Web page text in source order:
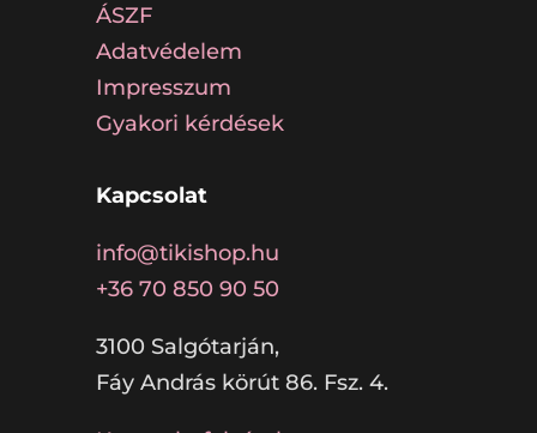
ÁSZF
Adatvédelem
Impresszum
Gyakori kérdések
Kapcsolat
info@tikishop.hu
+36 70 850 90 50
3100 Salgótarján,
Fáy András körút 86. Fsz. 4.